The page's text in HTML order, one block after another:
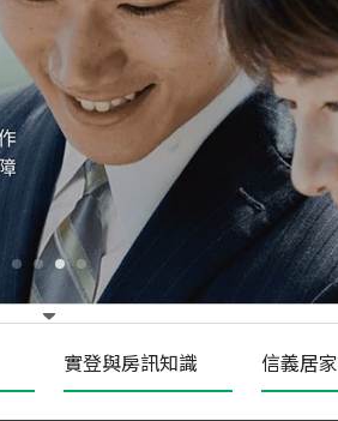
年 07月 成交
四維天廈
新竹市新竹市四維路
115 月 成交
菁英典藏
新竹市新竹市慈祥路
實登與房訊知識 信義居家